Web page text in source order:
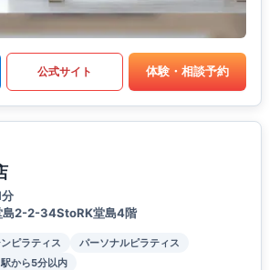
公式サイト 体験・相談予約
島2-2-34StoRK堂島4階
ピラティス
パーソナルピラティス
駅から5分以内